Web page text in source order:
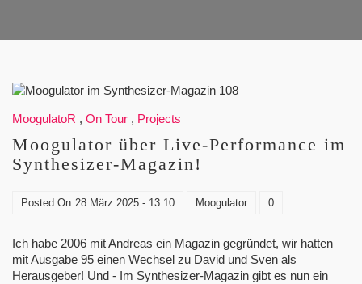
MoogulatoR , On Tour , Projects
Moogulator über Live-Performance im
Synthesizer-Magazin!
Posted On 28 März 2025 - 13:10 Moogulator 0
Ich habe 2006 mit Andreas ein Magazin gegründet, wir hatten
mit Ausgabe 95 einen Wechsel zu David und Sven als
Herausgeber! Und - Im Synthesizer-Magazin gibt es nun ein